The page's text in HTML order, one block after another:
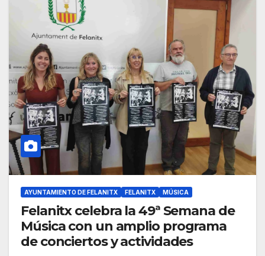
AYUNTAMIENTO DE FELANITX FELANITX MÚSICA
Felanitx celebra la 49ª Semana de
Música con un amplio programa
de conciertos y actividades